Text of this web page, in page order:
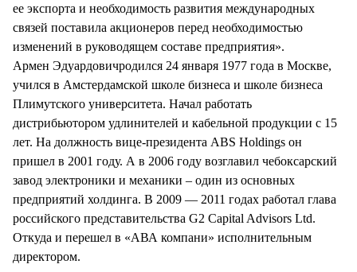
ее экспорта и необходимость развития международных
связей поставила акционеров перед необходимостью
изменений в руководящем составе предприятия».
Армен Эдуардовичродился 24 января 1977 года в Москве,
учился в Амстердамской школе бизнеса и школе бизнеса
Плимутского университета. Начал работать
дистрибьютором удлинителей и кабельной продукции с 15
лет. На должность вице-президента ABS Holdings он
пришел в 2001 году. А в 2006 году возглавил чебоксарский
завод электроники и механики – один из основных
предприятий холдинга. В 2009 — 2011 годах работал глава
российского представительства G2 Capital Advisors Ltd.
Откуда и перешел в «АВА компани» исполнительным
директором.